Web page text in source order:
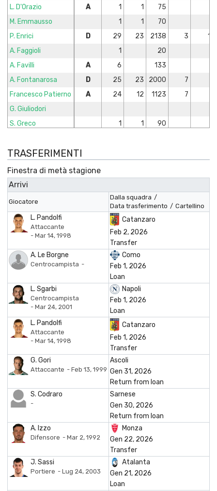
L. D'Orazio
A 1 1
75
M. Emmausso
1 1
70
P. Enrici
D 29 23 2138 3
1
A. Faggioli
1
20
A. Favilli
A 6
133
A. Fontanarosa
D 25 23 2000
7
Francesco Patierno
A 24 12 1123
7
G. Giuliodori
S. Greco
1 1
90
G. Ingrosso
R. Insigne
A
A. Izzo
19 10 945
A. Le Borgne
C 12 2 343 3
1
F. Lescano
11
1
Luca Martinelli
1
C. Manzi
3 2
M. Marchisano
C. Mellino
37
Miguel Angel
A. Milani
14 5
F. Missori
D 32 28 2494
6
O. Moreso
C
33 32 2452
M. Palumbo
6 1 160
G. Panico
2
C. Parlato
F. Reale
C 2 2
176
M. Rigione
D 1
TRASFERIMENTI
Finestra di metà stagione
Arrivi
Giocatore
Dalla squadra /
Data trasferimento / Cartellino
L. Pandolfi
Attaccante
- Mar 14, 1998
Catanzaro
Feb 2, 2026
Transfer
A. Le Borgne
Centrocampista -
Como
Feb 1, 2026
Loan
L. Sgarbi
Centrocampista
- Mar 24, 2001
Napoli
Feb 1, 2026
Loan
L. Pandolfi
Attaccante
- Mar 14, 1998
Catanzaro
Feb 1, 2026
Transfer
G. Gori
Attaccante - Feb 13, 1999
Ascoli
Gen 31, 2026
Return from loan
S. Codraro
-
Sarnese
Gen 30, 2026
Return from loan
A. Izzo
Difensore - Mar 2, 1992
Monza
Gen 22, 2026
Transfer
J. Sassi
Portiere - Lug 24, 2003
Atalanta
Gen 21, 2026
Loan